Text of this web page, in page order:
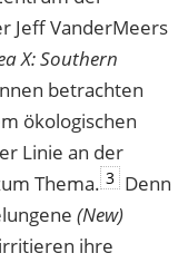
Jeff VanderMeers
X: Southern
betrachten
ökologischen
Linie an der
Thema. 3 Denn
(New)
ihre